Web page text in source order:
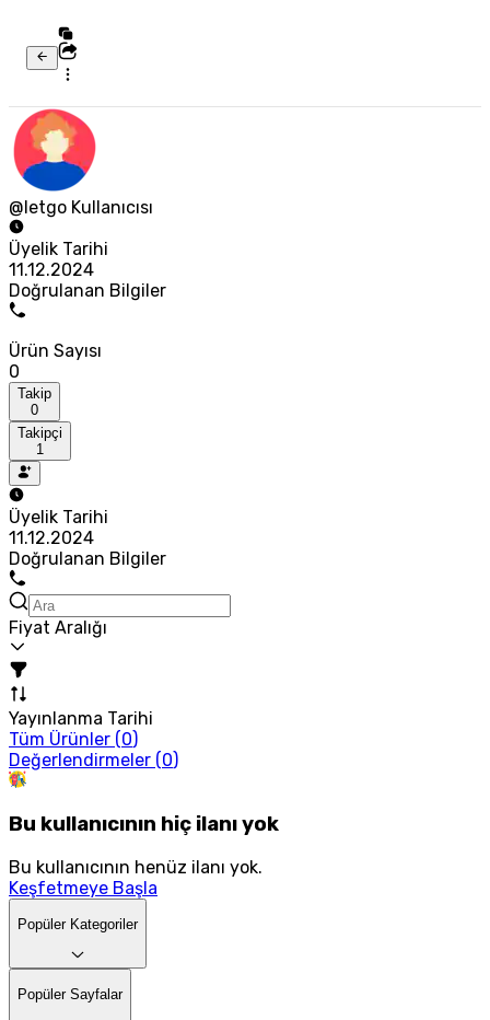
@letgo Kullanıcısı
Üyelik Tarihi
11.12.2024
Doğrulanan Bilgiler
Ürün Sayısı
0
Takip
0
Takipçi
1
Üyelik Tarihi
11.12.2024
Doğrulanan Bilgiler
Fiyat Aralığı
Yayınlanma Tarihi
Tüm Ürünler (0)
Değerlendirmeler (0)
Bu kullanıcının hiç ilanı yok
Bu kullanıcının henüz ilanı yok.
Keşfetmeye Başla
Popüler Kategoriler
Popüler Sayfalar